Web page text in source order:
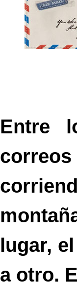
Entre
lugar,
a otro.